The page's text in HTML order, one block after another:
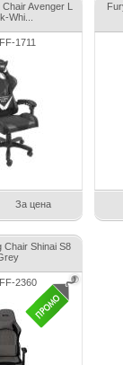
Avenger L
Whi...
1711
За цена
Chair Shinai S8
2360